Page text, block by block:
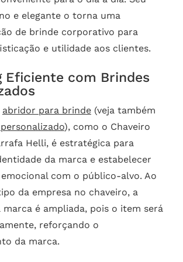
e elegante o torna uma
de brinde corporativo para
e utilidade aos clientes.
Eficiente com Brindes
abridor para brinde(veja também
), como o Chaveiro
Helli, é estratégica para
da marca e estabelecer
com o público-alvo. Ao
da empresa no chaveiro, a
marca é ampliada, pois o item será
reforçando o
da marca.